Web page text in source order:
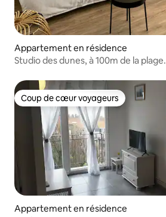
Appartement en résidence
Studio des dunes, à 100m de la plage.
Coup de cœur voyageurs
Coup de cœur voyageurs
Appartement en résidence